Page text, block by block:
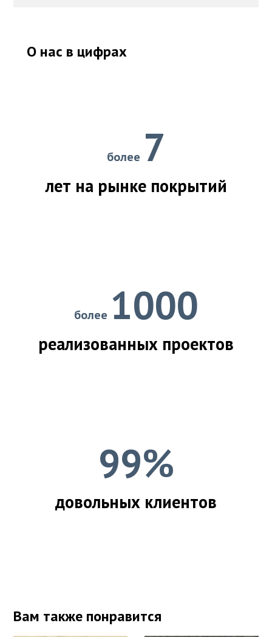
О нас в цифрах
более 7
лет на рынке покрытий
более 1000
реализованных проектов
99%
довольных клиентов
Вам также понравится